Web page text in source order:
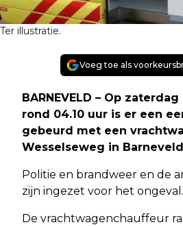
Ter illustratie.
Voeg toe als
BARNEVELD – Op zaterdag
rond 04.10 uur is er een
gebeurd met een
Wesselseweg in
Politie en brandweer en de
zijn ingezet voor het ongeval.
De vrachtwagenchauffeur